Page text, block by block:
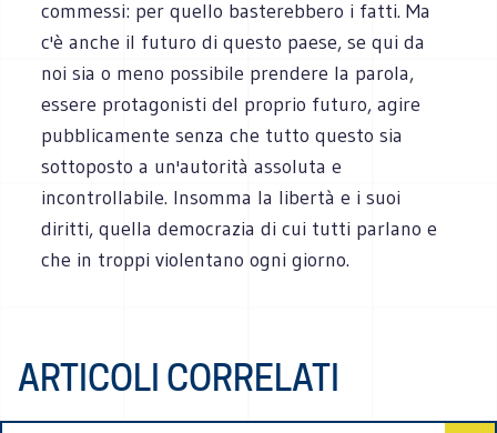
commessi: per quello basterebbero i fatti. Ma
c'è anche il futuro di questo paese, se qui da
noi sia o meno possibile prendere la parola,
essere protagonisti del proprio futuro, agire
pubblicamente senza che tutto questo sia
sottoposto a un'autorità assoluta e
incontrollabile. Insomma la libertà e i suoi
diritti, quella democrazia di cui tutti parlano e
che in troppi violentano ogni giorno.
ARTICOLI CORRELATI